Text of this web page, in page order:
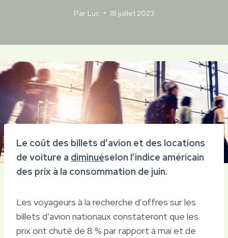
Par Luc 18 juillet 2023
Le coût des billets d’avion et des locations
de voiture a diminuéselon l’indice américain
des prix à la consommation de juin.
Les voyageurs à la recherche d’offres sur les
billets d’avion nationaux constateront que les
prix ont chuté de 8 % par rapport à mai et de